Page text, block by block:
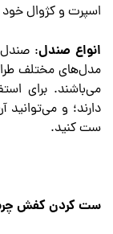
اسپرت و کژوال
انواع صندل:
مدل‌های مختلف
می‌باشند. برای
دارند؛ و
ست کنید.
ست کردن کفش چرم